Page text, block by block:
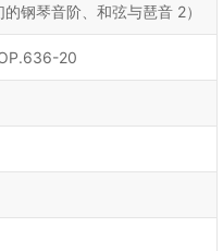
钢琴音阶、和弦与琶音 2）
20